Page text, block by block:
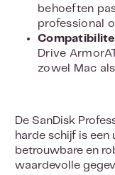
behoeften
professional
Drive
zowel Mac
De SanDisk
harde schijf is een
betrouwbare en
waardevolle